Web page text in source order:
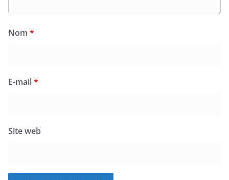
Nom *
E-mail*
Site web